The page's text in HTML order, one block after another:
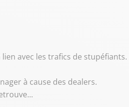
avec les trafics de stupéfiants.
à cause des dealers.